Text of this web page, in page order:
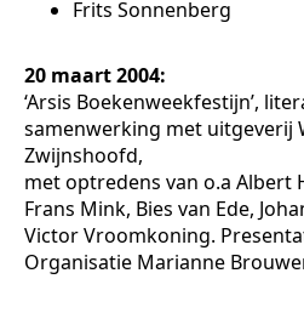
Frits Sonnenberg
20 maart 2004:
‘Arsis Boekenweekfestijn’,
samenwerking met uitgeverij
Zwijnshoofd,
met optredens van o.a Albert
Frans Mink, Bies van Ede,
Victor Vroomkoning.
Organisatie Marianne